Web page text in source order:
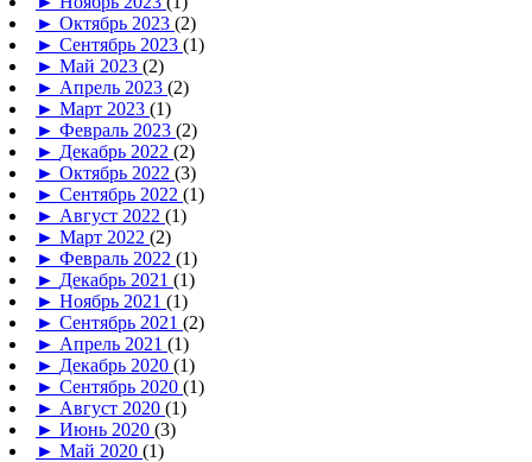
► Октябрь 2023 (2)
► Сентябрь 2023 (1)
► Май 2023 (2)
► Апрель 2023 (2)
► Март 2023 (1)
► Февраль 2023 (2)
► Декабрь 2022 (2)
► Октябрь 2022 (3)
► Сентябрь 2022 (1)
► Август 2022 (1)
► Март 2022 (2)
► Февраль 2022 (1)
► Декабрь 2021 (1)
► Ноябрь 2021 (1)
► Сентябрь 2021 (2)
► Апрель 2021 (1)
► Декабрь 2020 (1)
► Сентябрь 2020 (1)
► Август 2020 (1)
► Июнь 2020 (3)
► Май 2020 (1)